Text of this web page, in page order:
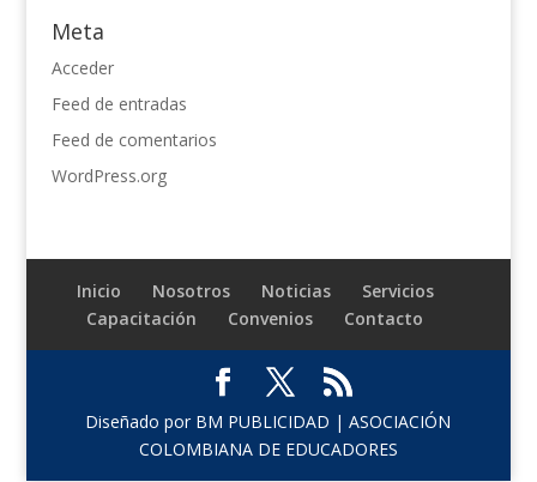
Meta
Acceder
Feed de entradas
Feed de comentarios
WordPress.org
Inicio Nosotros Noticias
Servicios
Capacitación
Convenios Contacto
Diseñado por BM PUBLICIDAD | ASOCIACIÓN
COLOMBIANA DE EDUCADORES